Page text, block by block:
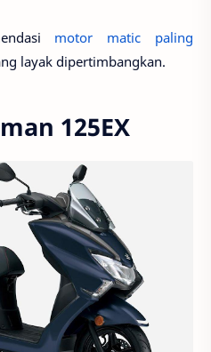
motor matic paling
layak dipertimbangkan.
125EX